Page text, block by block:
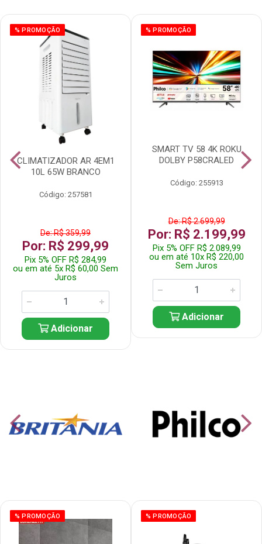
% PROMOÇÃO
CLIMATIZADOR AR 4EM1
10L 65W BRANCO
Código: 257581
De: R$ 359,99
Por: R$ 299,99
Pix 5% OFF R$ 284,99
ou em até 5x R$ 60,00 Sem
Juros
Adicionar
% PROMOÇÃO
SMART TV 58 4K ROKU
DOLBY P58CRALED
Código: 255913
De: R$ 2.699,99
Por: R$ 2.199,99
Pix 5% OFF R$ 2.089,99
ou em até 10x R$ 220,00
Sem Juros
Adicionar
% PROMOÇÃO % PROMOÇÃO